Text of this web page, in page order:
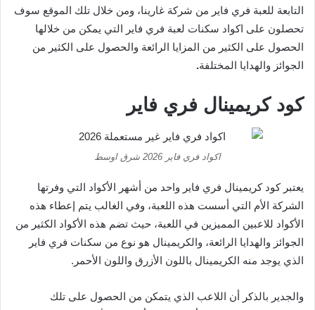
التابعة للعبة فري فاير من شركة غارينا، ومن خلال تلك الموقع سوف
تحصلون على اكواد سكنات لعبة فري فاير التي يمكن من خلالها
الحصول على الكثير من المزايا الرائعة والحصول على الكثير من
الجوائز والهدايا المختلفة.
كود كريمينال فري فاير
اكواد فري فاير 2026 شرق اوسط
يعتبر كود كريمينال فري فاير واحد من أشهر الأكواد التي وفرتها
الشركة الأم التي أسست هذه اللعبة، وفي الغالب يتم إعطاء هذه
الأكواد للاعبين المميزين في اللعبة، حيث تضم هذه الأكواد الكثير من
الجوائز والهدايا الرائعة، والكريمينال هو نوع من سكنات فري فاير
الذي يوجد منه الكريمينال باللون الأزرق واللون الأحمر.
والجدير بالذكر أن اللاعب الذي يتمكن من الحصول على تلك